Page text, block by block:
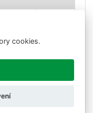
0,02
0,1
cookies.